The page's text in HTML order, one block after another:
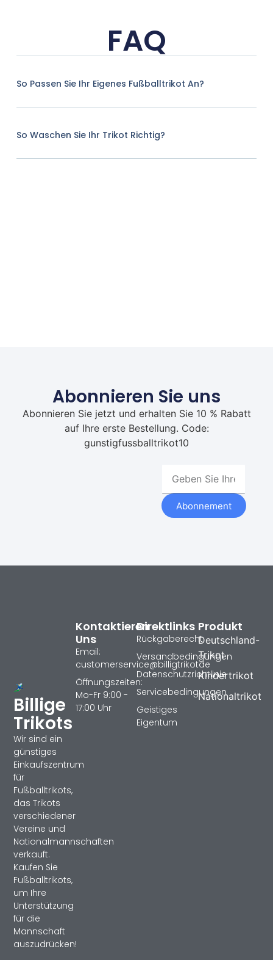
FAQ
So Passen Sie Ihr Eigenes Fußballtrikot An?
So Waschen Sie Ihr Trikot Richtig?
Abonnieren Sie uns
Abonnieren Sie jetzt und erhalten Sie 10 % Rabatt
auf Ihre erste Bestellung. Code:
gunstigfussballtrikot10
Abonnement
Billige
Trikots
Wir sind ein
günstiges
Einkaufszentrum
für
Fußballtrikots,
das Trikots
verschiedener
Vereine und
Nationalmannschaften
verkauft.
Kaufen Sie
Fußballtrikots,
um Ihre
Unterstützung
für die
Mannschaft
auszudrücken!
Produkt
Deutschland-
Trikot
Kindertrikot
Nationaltrikot
Direktlinks
Rückgaberecht
Versandbedingungen
Datenschutzrichtlinie
Servicebedingungen
Geistiges
Eigentum
Kontaktieren
Uns
Email:
customerservice@billigtrikotde
Öffnungszeiten:
Mo-Fr 9:00 -
17:00 Uhr